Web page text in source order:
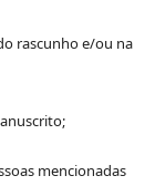
rascunho e/ou na
mencionadas